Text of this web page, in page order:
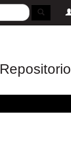
Repositorio